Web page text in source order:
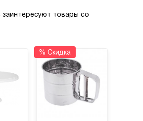
товары со
% Скидка